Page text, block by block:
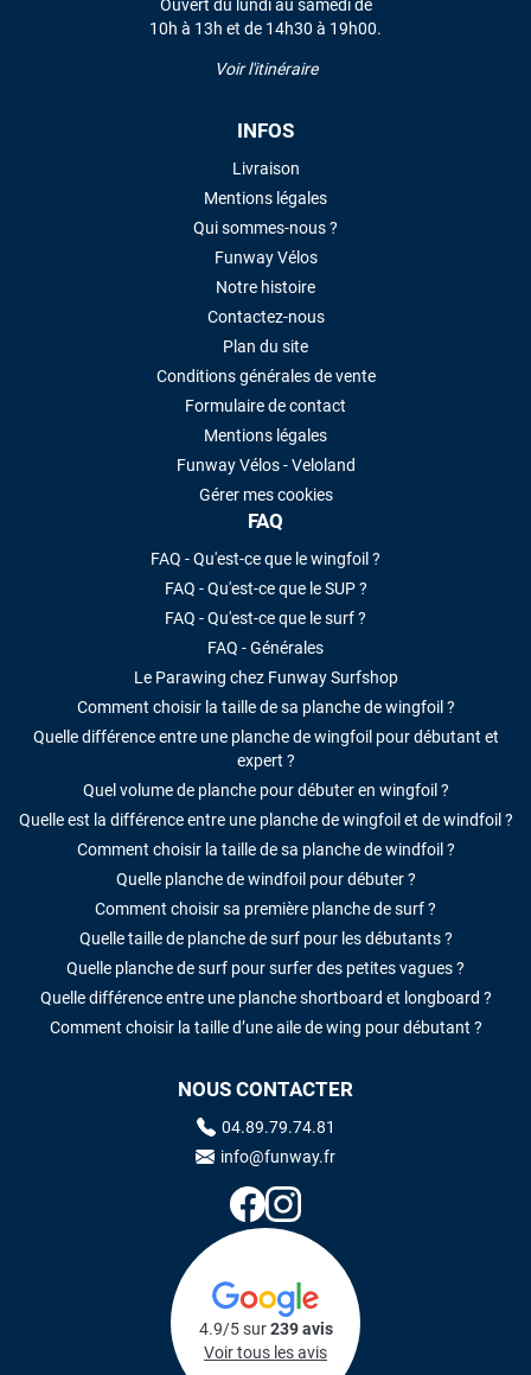
Ouvert du lundi au samedi de
10h à 13h et de 14h30 à 19h00.
Voir l'itinéraire
INFOS
Livraison
Mentions légales
Qui sommes-nous ?
Funway Vélos
Notre histoire
Contactez-nous
Plan du site
Conditions générales de vente
Formulaire de contact
Mentions légales
Funway Vélos - Veloland
Gérer mes cookies
FAQ
FAQ - Qu'est-ce que le wingfoil ?
FAQ - Qu'est-ce que le SUP ?
FAQ - Qu'est-ce que le surf ?
FAQ - Générales
Le Parawing chez Funway Surfshop
Comment choisir la taille de sa planche de wingfoil ?
Quelle différence entre une planche de wingfoil pour débutant et
expert ?
Quel volume de planche pour débuter en wingfoil ?
Quelle est la différence entre une planche de wingfoil et de windfoil ?
Comment choisir la taille de sa planche de windfoil ?
Quelle planche de windfoil pour débuter ?
Comment choisir sa première planche de surf ?
Quelle taille de planche de surf pour les débutants ?
Quelle planche de surf pour surfer des petites vagues ?
Quelle différence entre une planche shortboard et longboard ?
Comment choisir la taille d’une aile de wing pour débutant ?
NOUS CONTACTER
04.89.79.74.81
info@funway.fr
4.9/5 sur239 avis
Voir tous les avis